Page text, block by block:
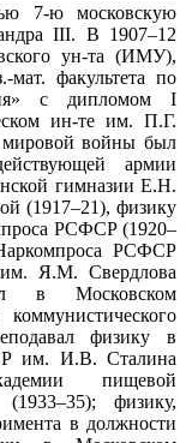
7-ю московскую
III. В 1907–12
ун-та (ИМУ),
мат. факультета по
с дипломом I
ин-те им. П.Г.
войны был
армии
гимназии Е.Н.
(1917–21), физику
РСФСР (1920–
РСФСР
им. Я.М. Свердлова
в Московском
физику в
им. И.В. Сталина
пищевой
физику,
в должности